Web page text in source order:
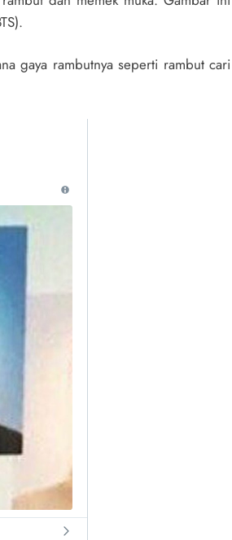
gaya rambutnya seperti rambut cari